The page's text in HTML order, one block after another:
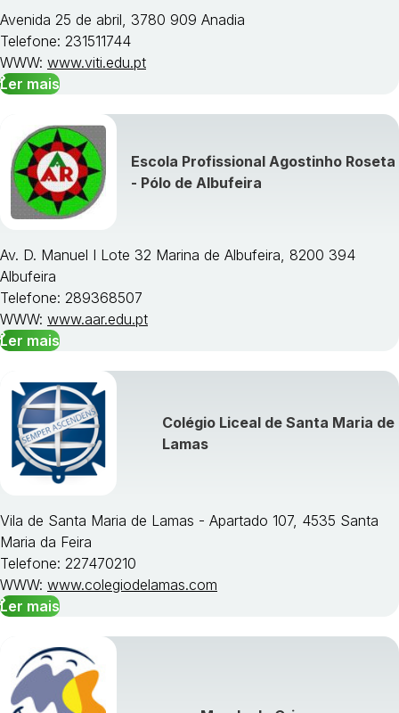
Avenida 25 de abril, 3780 909 Anadia
Telefone: 231511744
WWW: www.viti.edu.pt
Ler mais
Escola Profissional Agostinho Roseta
- Pólo de Albufeira
Av. D. Manuel I Lote 32 Marina de Albufeira, 8200 394
Albufeira
Telefone: 289368507
WWW: www.aar.edu.pt
Ler mais
Colégio Liceal de Santa Maria de
Lamas
Vila de Santa Maria de Lamas - Apartado 107, 4535 Santa
Maria da Feira
Telefone: 227470210
WWW: www.colegiodelamas.com
Ler mais